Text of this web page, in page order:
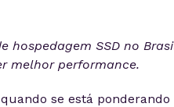
hospedagem SSD no
melhor performance.
se está ponderando